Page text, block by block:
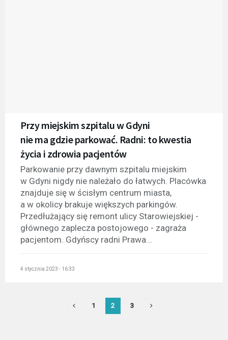
Przy miejskim szpitalu w Gdyni
nie ma gdzie parkować. Radni: to kwestia
życia i zdrowia pacjentów
Parkowanie przy dawnym szpitalu miejskim
w Gdyni nigdy nie należało do łatwych. Placówka
znajduje się w ścisłym centrum miasta,
a w okolicy brakuje większych parkingów.
Przedłużający się remont ulicy Starowiejskiej -
głównego zaplecza postojowego - zagraża
pacjentom. Gdyńscy radni Prawa...
4 stycznia 2023 - 16:33
1 2 3